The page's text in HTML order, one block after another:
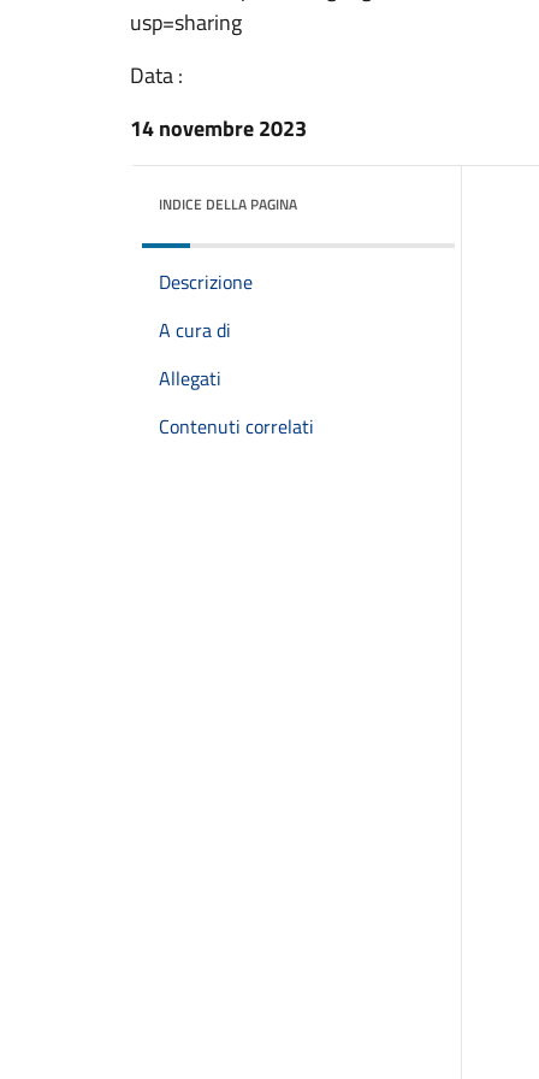
usp=sharing
Data :
14 novembre 2023
INDICE DELLA PAGINA
Descrizione
A cura di
Allegati
Contenuti correlati